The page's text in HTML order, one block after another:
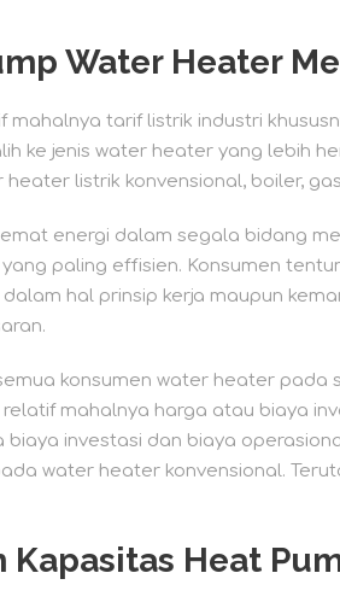
Water Heater
mahalnya tarif listrik industri
ke jenis water heater yang lebih
listrik konvensional, boiler,
energi dalam segala bidang
paling effisien. Konsumen
dalam hal prinsip kerja maupun
konsumen water heater
mahalnya harga atau biaya
biaya investasi dan biaya
water heater konvensional.
Kapasitas Heat